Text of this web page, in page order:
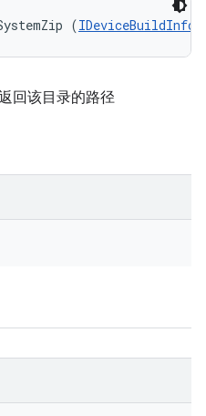
(IDeviceBuildInfo
回该目录的路径